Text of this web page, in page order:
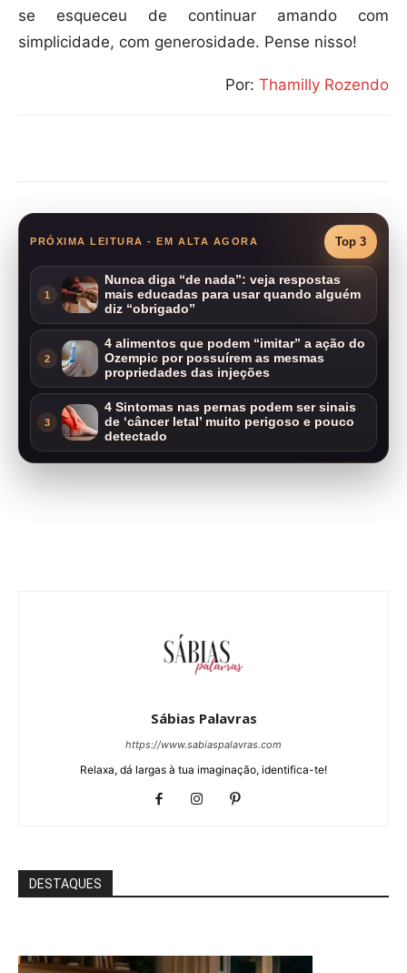
se esqueceu de continuar amando com
simplicidade, com generosidade. Pense nisso!
Por: Thamilly Rozendo
PRÓXIMA LEITURA - EM ALTA AGORA Top 3
1
Nunca diga “de nada”: veja respostas
mais educadas para usar quando alguém
diz “obrigado”
2
4 alimentos que podem “imitar” a ação do
Ozempic por possuírem as mesmas
propriedades das injeções
3
4 Sintomas nas pernas podem ser sinais
de ‘câncer letal’ muito perigoso e pouco
detectado
Sábias Palavras
https://www.sabiaspalavras.com
Relaxa, dá largas à tua imaginação, identifica-te!
DESTAQUES